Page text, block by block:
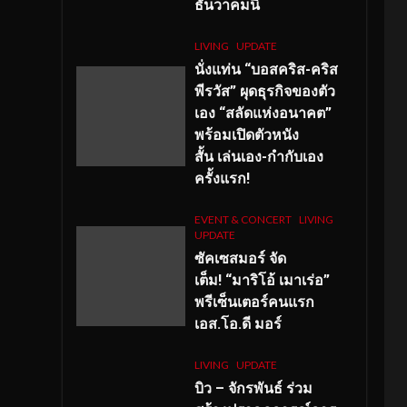
ธันวาคมนี้
LIVING UPDATE
นั่งแท่น “บอสคริส-คริส
พีรวัส” ผุดธุรกิจของตัว
เอง “สลัดแห่งอนาคต”
พร้อมเปิดตัวหนัง
สั้น เล่นเอง-กำกับเอง
ครั้งแรก!
EVENT & CONCERT LIVING
UPDATE
ซัคเซสมอร์ จัด
เต็ม! “มาริโอ้ เมาเร่อ”
พรีเซ็นเตอร์คนแรก
เอส.โอ.ดี มอร์
LIVING UPDATE
บิว – จักรพันธ์ ร่วม